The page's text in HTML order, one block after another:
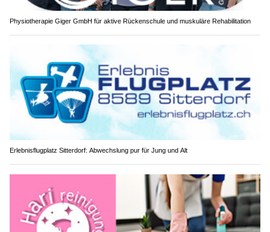
Physiotherapie Giger GmbH für aktive Rückenschule und muskuläre Rehabilitation
Erlebnisflugplatz Sitterdorf: Abwechslung pur für Jung und Alt